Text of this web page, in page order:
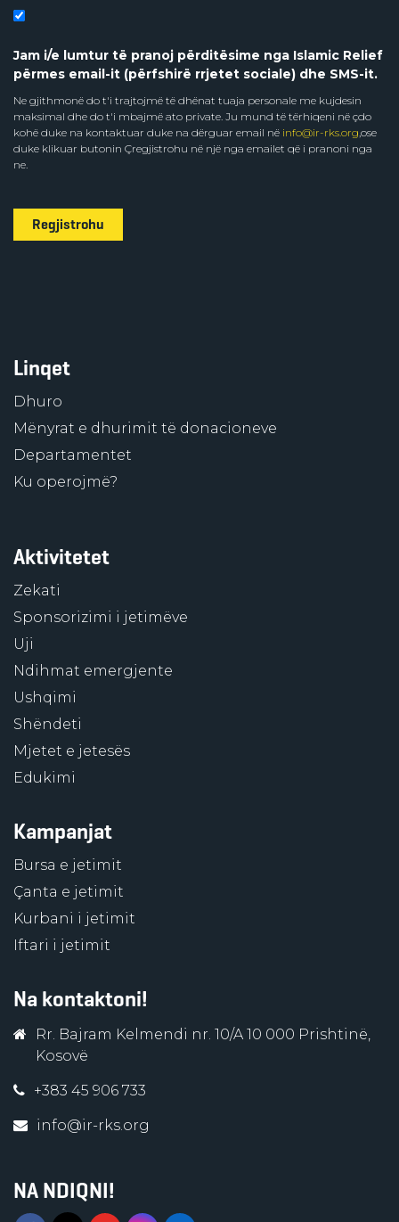
Jam i/e lumtur të pranoj përditësime nga Islamic Relief
përmes email-it (përfshirë rrjetet sociale) dhe SMS-it.
Ne gjithmonë do t'i trajtojmë të dhënat tuaja personale me kujdesin
maksimal dhe do t'i mbajmë ato private. Ju mund të tërhiqeni në çdo
kohë duke na kontaktuar duke na dërguar email në info@ir-rks.org,ose
duke klikuar butonin Çregjistrohu në një nga emailet që i pranoni nga
ne.
Regjistrohu
Linqet
Dhuro
Mënyrat e dhurimit të donacioneve
Departamentet
Ku operojmë?
Aktivitetet
Zekati
Sponsorizimi i jetimëve
Uji
Ndihmat emergjente
Ushqimi
Shëndeti
Mjetet e jetesës
Edukimi
Kampanjat
Bursa e jetimit
Çanta e jetimit
Kurbani i jetimit
Iftari i jetimit
Na kontaktoni!
Rr. Bajram Kelmendi nr. 10/A 10 000 Prishtinë,
Kosovë
+383 45 906 733
info@ir-rks.org
NA NDIQNI!